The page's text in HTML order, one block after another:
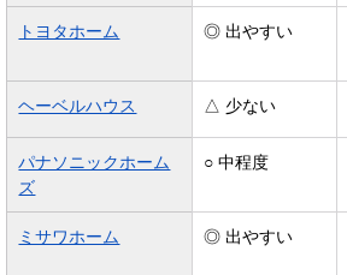
トヨタホーム ◎ 出やすい
ヘーベルハウス △ 少ない
パナソニックホーム
ズ
○ 中程度
ミサワホーム ◎ 出やすい